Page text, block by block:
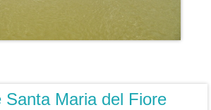
Santa Maria del Fiore